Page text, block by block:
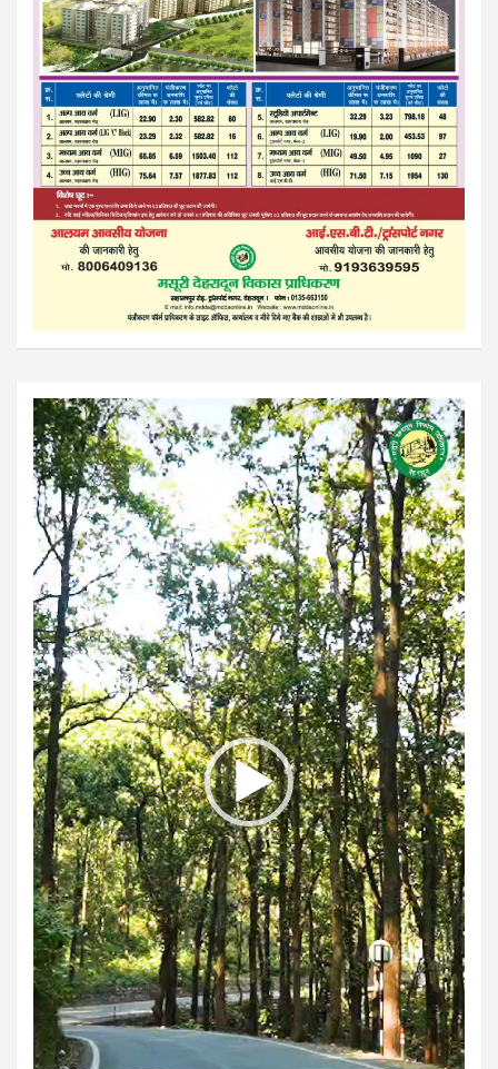
Video
Player